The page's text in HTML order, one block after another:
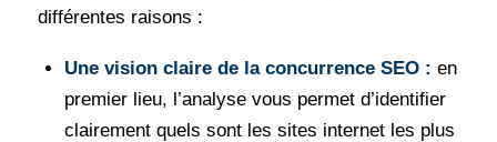
différentes raisons :
Une vision claire de la concurrence SEO : en
premier lieu, l’analyse vous permet d’identifier
clairement quels sont les sites internet les plus